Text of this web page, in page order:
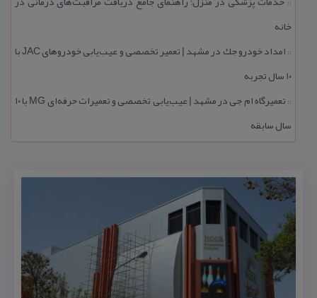
::
خانه
::
امداد خودرو جك در مشهد | تعمیر تخصصی و عیب‌یابی خودروهای JAC با
۱۰ سال تجربه
::
تعمیرگاه ام جی در مشهد | عیب‌یابی تخصصی و تعمیرات حرفه‌ای MG با ۱۰
سال سابقه